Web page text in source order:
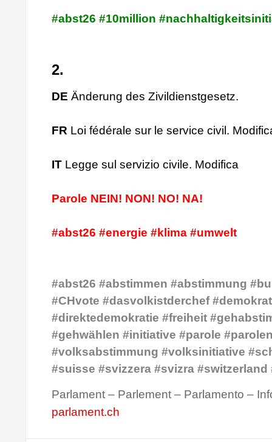
#abst26 #10million
2.
DE Änderung des Zivildienstgesetz.
FR Loi fédérale sur le service civil.
IT Legge sul servizio civile. Modifica
Parole NEIN! NON! NO! NA!
#abst26 #energie #klima #umwelt
#abst26 #abstimmen #abstimmung
#CHvote #dasvolkistderchef
#direktedemokratie #freiheit
#gehwählen #initiative #parole
#volksabstimmung #volksinitiative
#suisse #svizzera #svizra #switzerland
Parlament – Parlement – Parlamento –
parlament.ch